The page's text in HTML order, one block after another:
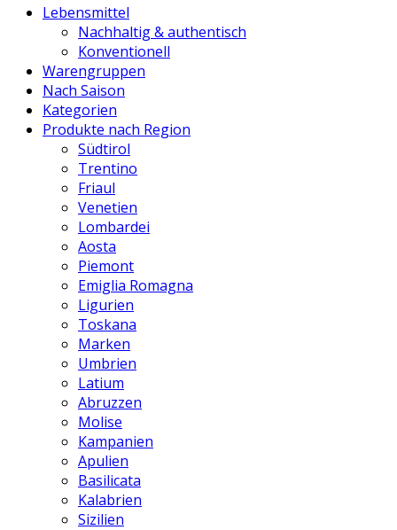
Lebensmittel
Nachhaltig & authentisch
Konventionell
Warengruppen
Nach Saison
Kategorien
Produkte nach Region
Südtirol
Trentino
Friaul
Venetien
Lombardei
Aosta
Piemont
Emiglia Romagna
Ligurien
Toskana
Marken
Umbrien
Latium
Abruzzen
Molise
Kampanien
Apulien
Basilicata
Kalabrien
Sizilien